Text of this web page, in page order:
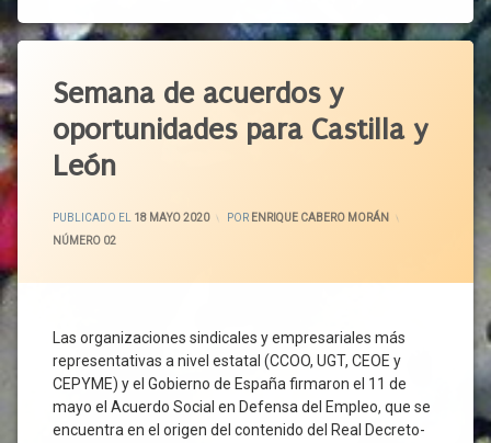
Pacto
Pacto
Verde
Europeo
Pandemia
Salud
PSOE
Reactivación
Económica
Rebrote
Comisión
Covid-
Cuidado
De La
Tierra
A La
Desinfección
Despoblación
Distribución
Ecosistema
Semana de acuerdos y
oportunidades para Castilla y
León
PUBLICADO EL 18 MAYO 2020
24 MAYO 2020
POR ENRIQUE CABERO MORÁN
CATEGORÍAS:
NÚMERO 02
Las organizaciones sindicales y empresariales más
representativas a nivel estatal (CCOO, UGT, CEOE y
CEPYME) y el Gobierno de España firmaron el 11 de
mayo el Acuerdo Social en Defensa del Empleo, que se
encuentra en el origen del contenido del Real Decreto-
Acuerdo
Político
Agenda
2030
Castilla
CEOE
Consejo
Del
Dialogo
Social
Coronavirus